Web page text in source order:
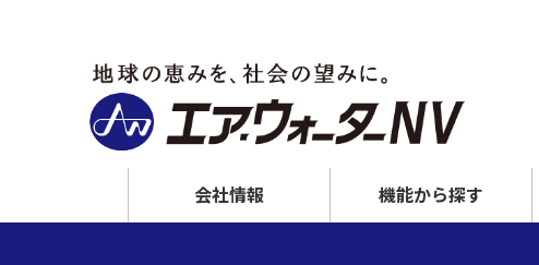
ッ
移
会社情報 機能から探す